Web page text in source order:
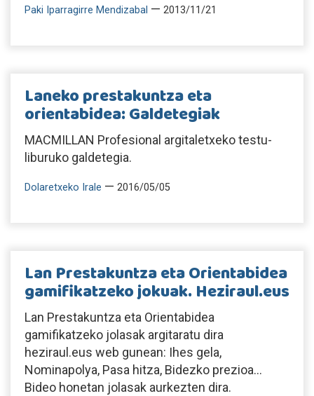
Paki Iparragirre Mendizabal — 2013/11/21
Laneko prestakuntza eta
orientabidea: Galdetegiak
MACMILLAN Profesional argitaletxeko testu-
liburuko galdetegia.
Dolaretxeko Irale — 2016/05/05
Lan Prestakuntza eta Orientabidea
gamifikatzeko jokuak. Heziraul.eus
Lan Prestakuntza eta Orientabidea
gamifikatzeko jolasak argitaratu dira
heziraul.eus web gunean: Ihes gela,
Nominapolya, Pasa hitza, Bidezko prezioa...
Bideo honetan jolasak aurkezten dira.